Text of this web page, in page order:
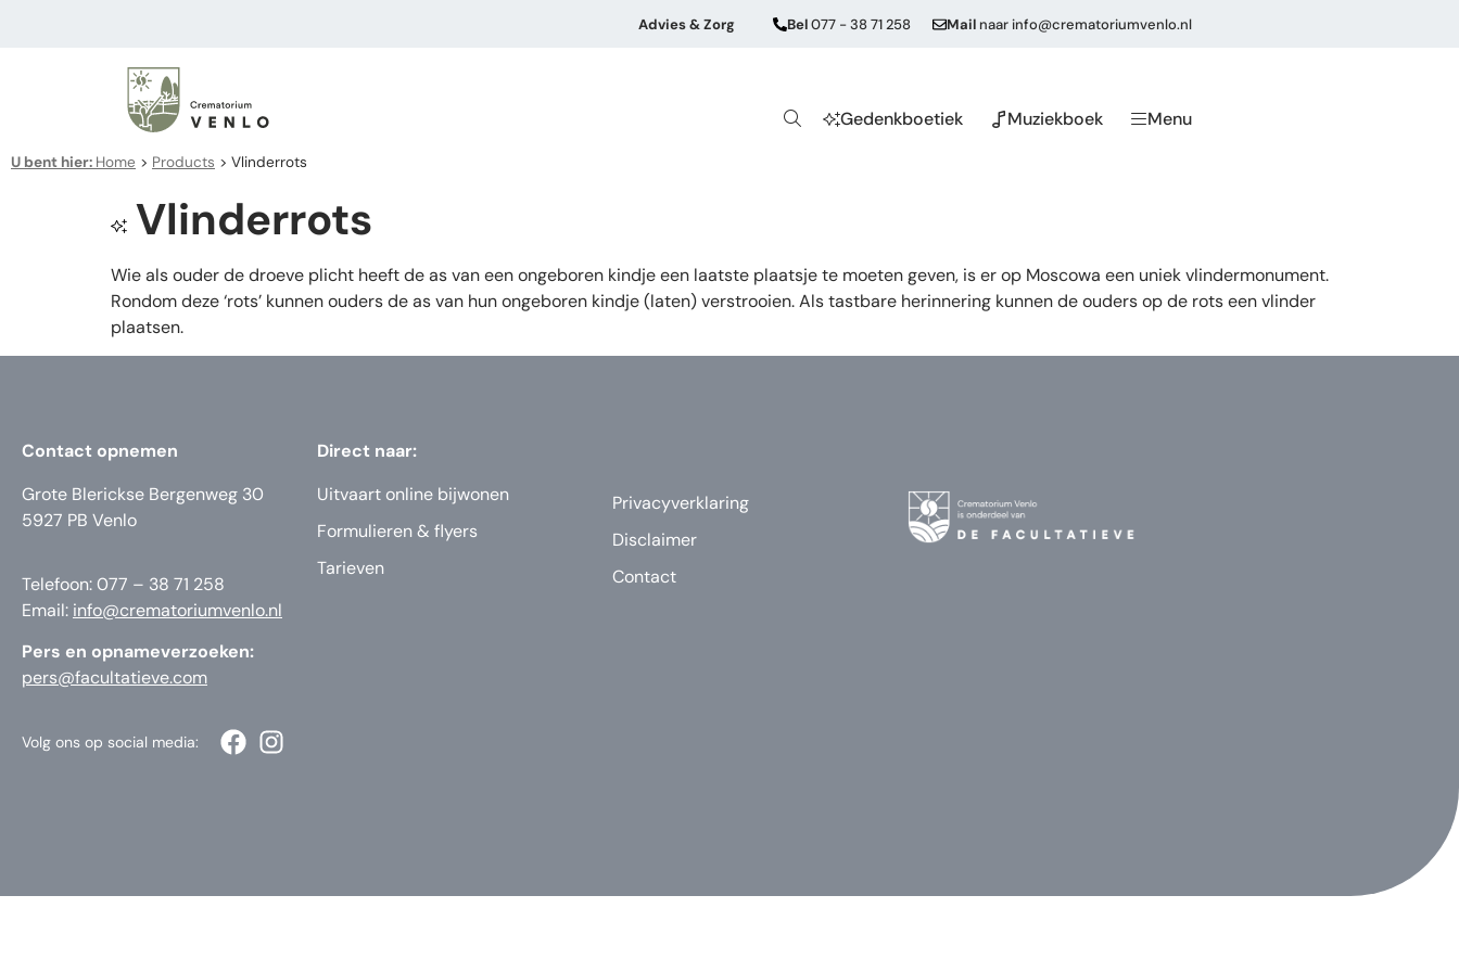
Advies & Zorg Bel077 - 38 71 258 Mail naarinfo@crematoriumvenlo.nl
Gedenkboetiek Muziekboek Menu
U bent hier: Home > Products > Vlinderrots
Vlinderrots
Wie als ouder de droeve plicht heeft de as van een ongeboren kindje een laatste plaatsje te moeten geven, is er op Moscowa een uniek vlindermonument.
Rondom deze ‘rots’ kunnen ouders de as van hun ongeboren kindje (laten) verstrooien. Als tastbare herinnering kunnen de ouders op de rots een vlinder
plaatsen.
Contact opnemen
Grote Blerickse Bergenweg 30
5927 PB Venlo
Telefoon: 077 – 38 71 258
Email: info@crematoriumvenlo.nl
Pers en opnameverzoeken:
pers@facultatieve.com
Direct naar:
Uitvaart online bijwonen
Formulieren & flyers
Tarieven
Privacyverklaring
Disclaimer
Contact
Volg ons op social media: